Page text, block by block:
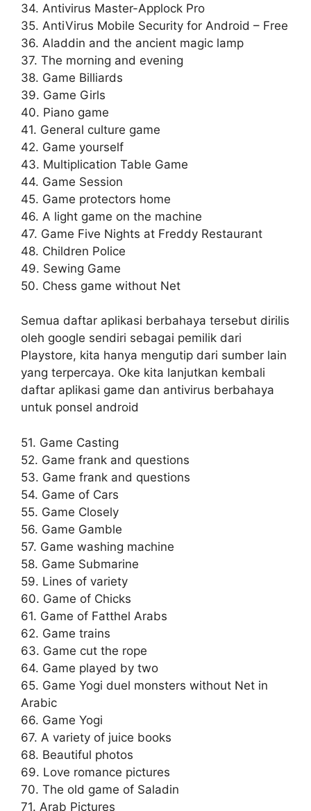
34. Antivirus Master-Applock Pro
35. AntiVirus Mobile Security for Android – Free
36. Aladdin and the ancient magic lamp
37. The morning and evening
38. Game Billiards
39. Game Girls
40. Piano game
41. General culture game
42. Game yourself
43. Multiplication Table Game
44. Game Session
45. Game protectors home
46. A light game on the machine
47. Game Five Nights at Freddy Restaurant
48. Children Police
49. Sewing Game
50. Chess game without Net
Semua daftar aplikasi berbahaya tersebut dirilis
oleh google sendiri sebagai pemilik dari
Playstore, kita hanya mengutip dari sumber lain
yang terpercaya. Oke kita lanjutkan kembali
daftar aplikasi game dan antivirus berbahaya
untuk ponsel android
51. Game Casting
52. Game frank and questions
53. Game frank and questions
54. Game of Cars
55. Game Closely
56. Game Gamble
57. Game washing machine
58. Game Submarine
59. Lines of variety
60. Game of Chicks
61. Game of Fatthel Arabs
62. Game trains
63. Game cut the rope
64. Game played by two
65. Game Yogi duel monsters without Net in
Arabic
66. Game Yogi
67. A variety of juice books
68. Beautiful photos
69. Love romance pictures
70. The old game of Saladin
71. Arab Pictures